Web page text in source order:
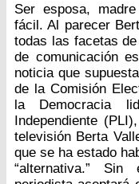
Ser esposa,
fácil. Al parecer
todas las facetas
de comunicación
noticia que
de la Comisión
la Democracia
Independiente
televisión Berta
que se ha estado
“alternativa.”